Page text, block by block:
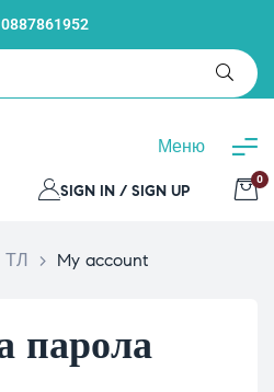
0887861952
Меню
SIGN IN / SIGN UP
0
ТЛ > My account
парола